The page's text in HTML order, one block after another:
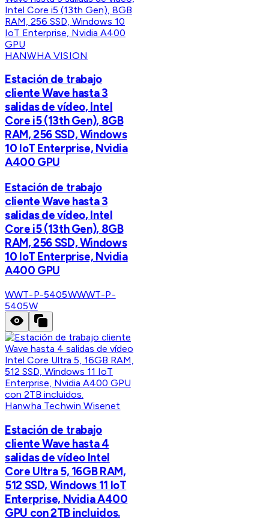
HANWHA VISION
Estación de trabajo
cliente Wave hasta 3
salidas de vídeo, Intel
Core i5 (13th Gen), 8GB
RAM, 256 SSD, Windows
10 IoT Enterprise, Nvidia
A400 GPU
Estación de trabajo
cliente Wave hasta 3
salidas de vídeo, Intel
Core i5 (13th Gen), 8GB
RAM, 256 SSD, Windows
10 IoT Enterprise, Nvidia
A400 GPU
WWT-P-5405WWWT-P-
5405W
Hanwha Techwin Wisenet
Estación de trabajo
cliente Wave hasta 4
salidas de vídeo Intel
Core Ultra 5, 16GB RAM,
512 SSD, Windows 11 IoT
Enterprise, Nvidia A400
GPU con 2TB incluidos.